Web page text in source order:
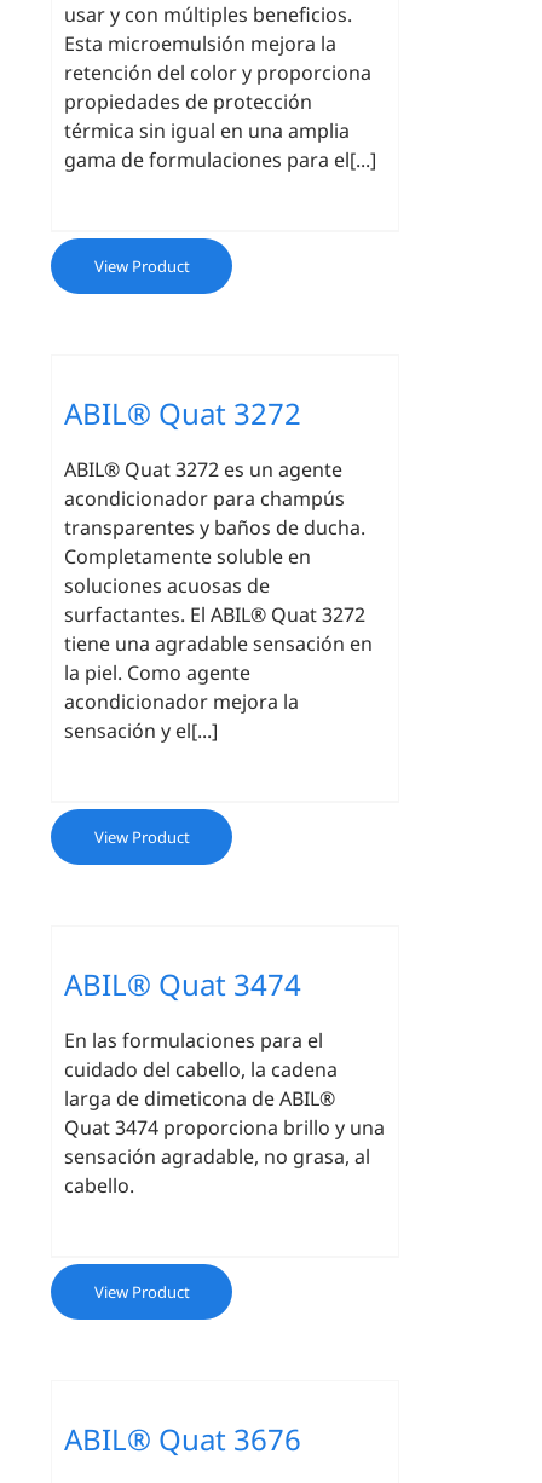
usar y con múltiples beneficios.
Esta microemulsión mejora la
retención del color y proporciona
propiedades de protección
térmica sin igual en una amplia
gama de formulaciones para el[...]
View Product
ABIL® Quat 3272
ABIL® Quat 3272 es un agente
acondicionador para champús
transparentes y baños de ducha.
Completamente soluble en
soluciones acuosas de
surfactantes. El ABIL® Quat 3272
tiene una agradable sensación en
la piel. Como agente
acondicionador mejora la
sensación y el[...]
View Product
ABIL® Quat 3474
En las formulaciones para el
cuidado del cabello, la cadena
larga de dimeticona de ABIL®
Quat 3474 proporciona brillo y una
sensación agradable, no grasa, al
cabello.
View Product
ABIL® Quat 3676